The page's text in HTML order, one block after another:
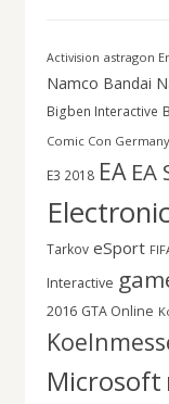
Activision astragon
Namco Bandai
Bigben Interactive
Comic Con Germany
E3 2018 EA EA
Tarkov eSport
Interactive
2016 GTA Online
Microsoft